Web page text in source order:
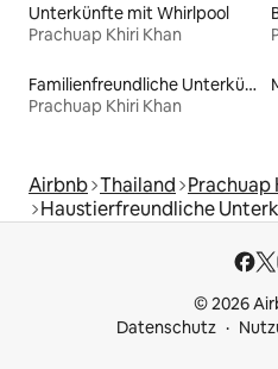
Unterkünfte mit Whirlpool
Prachuap Khiri Khan
Familienfreundliche Unterkünfte
Prachuap Khiri Khan
Airbnb Thailand Prachuap
Haustierfreundliche
© 2026
Datenschutz